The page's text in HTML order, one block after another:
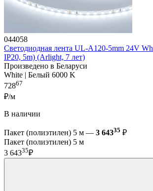
044058
Светодиодная лента UL-A120-5mm 24V
IP20, 5m) (Arlight, 7 лет)
Произведено в Беларуси
White | Белый 6000 K
72867
₽/м
В наличии
Пакет (полиэтилен) 5 м — 3 64335 ₽
Пакет (полиэтилен) 5 м
3 64335₽